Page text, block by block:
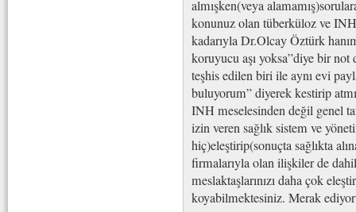
almışken(veya
konunuz olan tüberküloz ve
kadarıyla Dr.Olcay Öztürk
koruyucu aşı yoksa”diye bir
teşhis edilen biri ile aynı evi
buluyorum” diyerek kestirip
INH meselesinden değil genel
izin veren sağlık sistem ve
hiç)eleştirip(sonuçta sağlıkta
firmalarıyla olan ilişkiler de
meslaktaşlarınızı daha çok
koyabilmektesiniz. Merak